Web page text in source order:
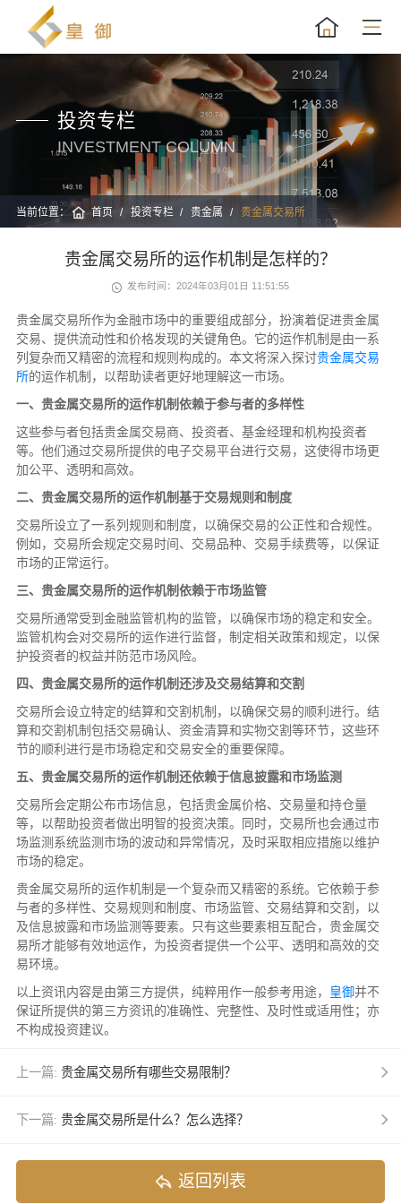
投资专栏
INVESTMENT COLUMN
当前位置： 首页 投资专栏 贵金属 贵金属交易所
贵金属交易所的运作机制是怎样的？
发布时间：2024年03月01日 11:51:55
贵金属交易所作为金融市场中的重要组成部分，扮演着促进贵金属
交易、提供流动性和价格发现的关键角色。它的运作机制是由一系
列复杂而又精密的流程和规则构成的。本文将深入探讨贵金属交易
所的运作机制，以帮助读者更好地理解这一市场。
一、贵金属交易所的运作机制依赖于参与者的多样性
这些参与者包括贵金属交易商、投资者、基金经理和机构投资者
等。他们通过交易所提供的电子交易平台进行交易，这使得市场更
加公平、透明和高效。
二、贵金属交易所的运作机制基于交易规则和制度
交易所设立了一系列规则和制度，以确保交易的公正性和合规性。
例如，交易所会规定交易时间、交易品种、交易手续费等，以保证
市场的正常运行。
三、贵金属交易所的运作机制依赖于市场监管
交易所通常受到金融监管机构的监管，以确保市场的稳定和安全。
监管机构会对交易所的运作进行监督，制定相关政策和规定，以保
护投资者的权益并防范市场风险。
四、贵金属交易所的运作机制还涉及交易结算和交割
交易所会设立特定的结算和交割机制，以确保交易的顺利进行。结
算和交割机制包括交易确认、资金清算和实物交割等环节，这些环
节的顺利进行是市场稳定和交易安全的重要保障。
五、贵金属交易所的运作机制还依赖于信息披露和市场监测
交易所会定期公布市场信息，包括贵金属价格、交易量和持仓量
等，以帮助投资者做出明智的投资决策。同时，交易所也会通过市
场监测系统监测市场的波动和异常情况，及时采取相应措施以维护
市场的稳定。
贵金属交易所的运作机制是一个复杂而又精密的系统。它依赖于参
与者的多样性、交易规则和制度、市场监管、交易结算和交割，以
及信息披露和市场监测等要素。只有这些要素相互配合，贵金属交
易所才能够有效地运作，为投资者提供一个公平、透明和高效的交
易环境。
以上资讯内容是由第三方提供，纯粹用作一般参考用途， 皇御并不
保证所提供的第三方资讯的准确性、完整性、及时性或适用性；亦
不构成投资建议。
上一篇: 贵金属交易所有哪些交易限制？
下一篇: 贵金属交易所是什么？怎么选择？
返回列表